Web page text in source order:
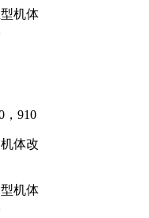
机体
，910
体改
机体